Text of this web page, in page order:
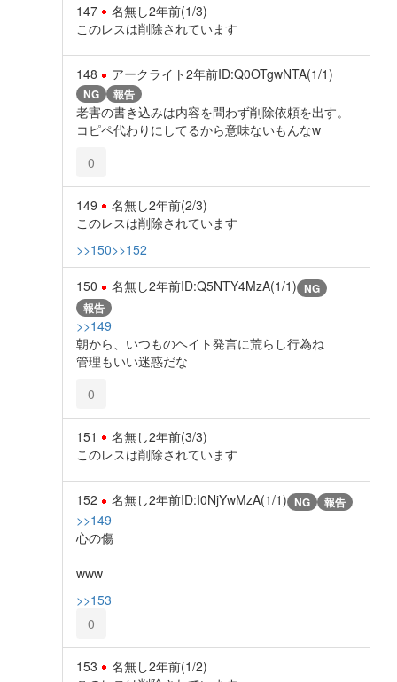
147 名無し2年前(1/3)
このレスは削除されています
148 アークライト2年前ID:Q0OTgwNTA(1/1)
NG 報告
老害の書き込みは内容を問わず削除依頼を出す。
コピペ代わりにしてるから意味ないもんなw
0
149 名無し2年前(2/3)
このレスは削除されています
>>150>>152
150 名無し2年前ID:Q5NTY4MzA(1/1) NG
報告
>>149
朝から、いつものヘイト発言に荒らし行為ね
管理もいい迷惑だな
0
151 名無し2年前(3/3)
このレスは削除されています
152 名無し2年前ID:I0NjYwMzA(1/1) NG 報告
>>149
心の傷
www
>>153
0
153 名無し2年前(1/2)